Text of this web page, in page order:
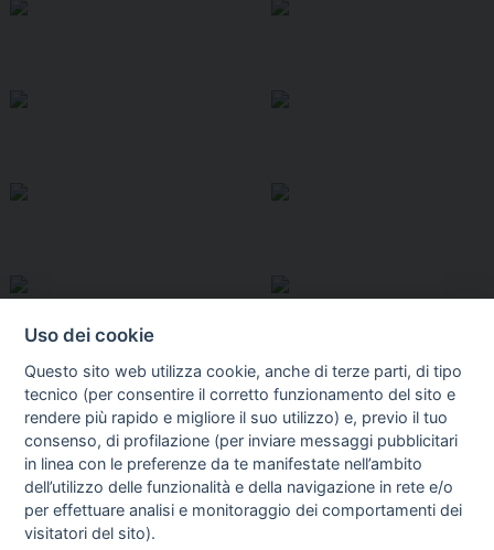
I libri Vedi tutti
Uso dei cookie
Questo sito web utilizza cookie, anche di terze parti, di tipo
tecnico (per consentire il corretto funzionamento del sito e
rendere più rapido e migliore il suo utilizzo) e, previo il tuo
consenso, di profilazione (per inviare messaggi pubblicitari
in linea con le preferenze da te manifestate nell’ambito
dell’utilizzo delle funzionalità e della navigazione in rete e/o
per effettuare analisi e monitoraggio dei comportamenti dei
visitatori del sito).